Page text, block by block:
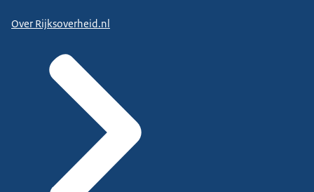
Over Rijksoverheid.nl